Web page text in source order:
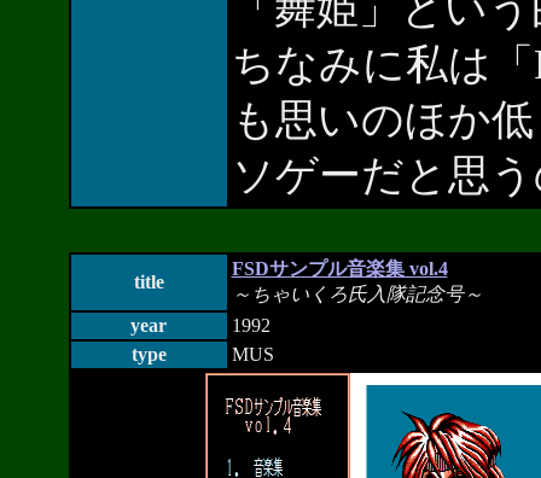
ちなみに私は「
も思いのほか
ソゲーだと思
title
FSDサンプル音楽集 vol.4
～ちゃいくろ氏入隊記念号～
year
1992
type
MUS